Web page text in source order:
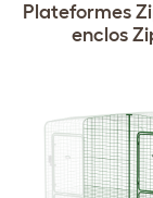
Plateformes
enclos